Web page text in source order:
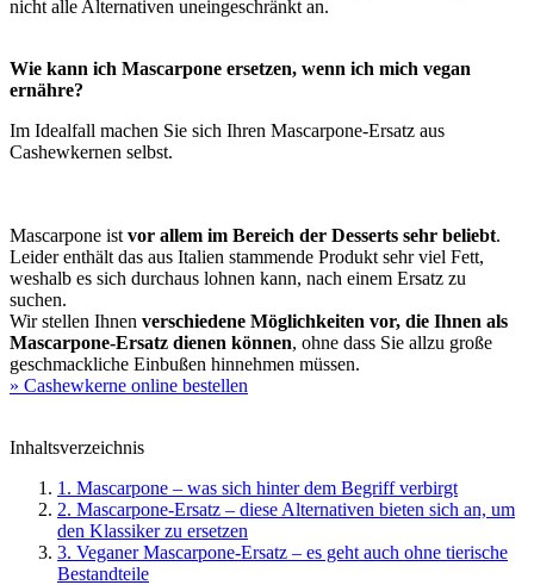
nicht alle Alternativen uneingeschränkt an.
Wie kann ich Mascarpone ersetzen, wenn ich mich vegan
ernähre?
Im Idealfall machen Sie sich Ihren Mascarpone-Ersatz aus
Cashewkernen selbst.
Mascarpone ist vor allem im Bereich der Desserts sehr beliebt.
Leider enthält das aus Italien stammende Produkt sehr viel Fett,
weshalb es sich durchaus lohnen kann, nach einem Ersatz zu
suchen.
Wir stellen Ihnen verschiedene Möglichkeiten vor, die Ihnen als
Mascarpone-Ersatz dienen können, ohne dass Sie allzu große
geschmackliche Einbußen hinnehmen müssen.
» Cashewkerne online bestellen
Inhaltsverzeichnis
1. Mascarpone – was sich hinter dem Begriff verbirgt
2. Mascarpone-Ersatz – diese Alternativen bieten sich an, um
den Klassiker zu ersetzen
3. Veganer Mascarpone-Ersatz – es geht auch ohne tierische
Bestandteile